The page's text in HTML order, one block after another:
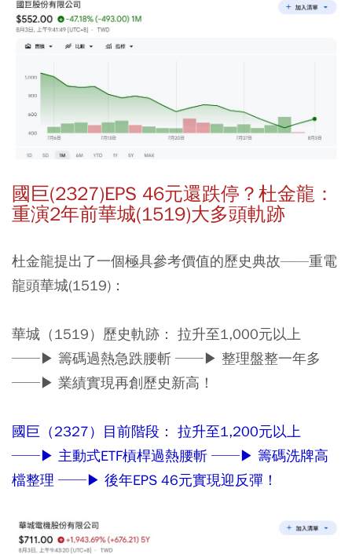
國巨(2327)EPS 46元還跌停？杜金龍：
重演2年前華城(1519)大多頭軌跡
杜金龍提出了一個極具參考價值的歷史典故——重電
龍頭華城(1519)：
華城（1519）歷史軌跡： 拉升至1,000元以上
──▶ 籌碼過熱急跌腰斬 ──▶ 整理盤整一年多
──▶ 業績實現再創歷史新高！
國巨（2327）目前階段： 拉升至1,200元以上
──▶ 主動式ETF槓桿過熱腰斬 ──▶ 籌碼洗牌高
檔整理 ──▶ 後年EPS 46元實現迎反彈！